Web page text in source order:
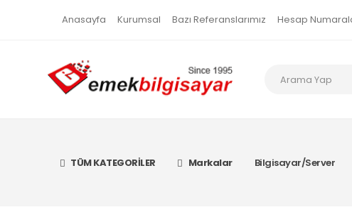
Anasayfa Kurumsal Bazı Referanslarımız Hesap
TÜM KATEGORİLER Markalar Bilgisayar/Server